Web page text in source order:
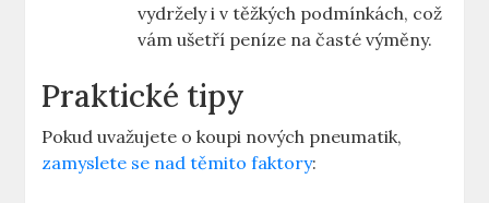
vydržely i v těžkých podmínkách, což
vám ušetří peníze na časté výměny.
Praktické tipy
Pokud uvažujete o koupi nových pneumatik,
zamyslete se nad těmito faktory: